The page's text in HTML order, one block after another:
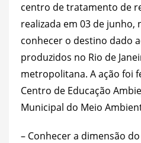
centro de tratamento de
realizada em 03 de junho,
conhecer o destino dado
produzidos no Rio de
metropolitana. A ação foi
Centro de Educação
Municipal do Meio
– Conhecer a dimensão